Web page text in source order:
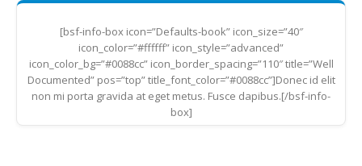
[bsf-info-box icon=”Defaults-book” icon_size=”40″
icon_color=”#ffffff” icon_style=”advanced”
icon_color_bg=”#0088cc” icon_border_spacing=”110″ title=”Well
Documented” pos=”top” title_font_color=”#0088cc”]Donec id elit
non mi porta gravida at eget metus. Fusce dapibus.[/bsf-info-
box]